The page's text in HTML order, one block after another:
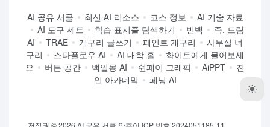
AI 공유 서클 최신 AI 리소스 코스 정보
AI 기술 자료
AI 도구 세트
학습 표시줄 탐색하기 빈백
즉, 드림
AI
TRAE 개구리 글쓰기 페인트 개구리
사무실 너
구리
스타플로우 AI AI 대학 홀
화이트에게 물어보세
요
버튼 공간 백일몽 AI 쉰페이 그래픽 AiPPT
진
인 아카데믹
페닝 AI
저작권 © 2026 AI 공유 서클 안후이 ICP 번호 2024051185-11